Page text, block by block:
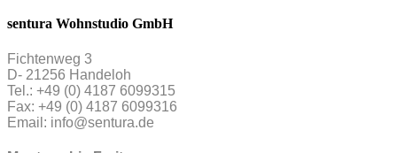
sentura Wohnstudio GmbH
Fichtenweg 3
D- 21256 Handeloh
Tel.: +49 (0) 4187 6099315
Fax: +49 (0) 4187 6099316
Email: info@sentura.de